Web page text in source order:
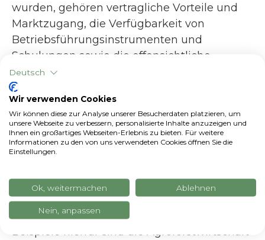
wurden, gehören vertragliche Vorteile und
Marktzugang, die Verfügbarkeit von
Betriebsführungsinstrumenten und
Schulungen sowie die offensichtliche
wirtschaftliche Entwicklung. In der Tat
besteht ein Zusammenhang zwischen der
Verfügbarkeit der Landwirte und ihrer
Einschätzung der wirtschaftlichen
Rentabilität. Ebenso besteht eine gute
Korrelation zwischen der erwarteten
Verfahren anzuwenden. Die
umweltfreundlichsten Praktiken werden
nicht immer als rentabler wahrgenommen,
Beispiele hierfür sind die Agroforstwirtschaft
Deutsch
Wir verwenden Cookies
Wir können diese zur Analyse unserer Besucherdaten platzieren, um
unsere Webseite zu verbessern, personalisierte Inhalte anzuzeigen und
Ihnen ein großartiges Webseiten-Erlebnis zu bieten. Für weitere
Informationen zu den von uns verwendeten Cookies öffnen Sie die
Einstellungen.
Ok, weitermachen Ablehnen
Nein, anpassen